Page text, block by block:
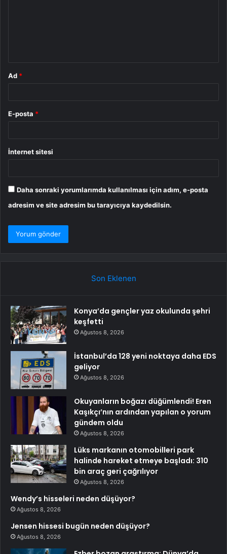
Ad *
E-posta *
İnternet sitesi
Daha sonraki yorumlarımda kullanılması için adım, e-posta
adresim ve site adresim bu tarayıcıya kaydedilsin.
Son Eklenen
Konya’da gençler yaz okulunda şehri
keşfetti
Ağustos 8, 2026
İstanbul’da 128 yeni noktaya daha EDS
geliyor
Ağustos 8, 2026
Okuyanların boğazı düğümlendi! Eren
Kaşıkçı’nın ardından yapılan o yorum
gündem oldu
Ağustos 8, 2026
Lüks markanın otomobilleri park
halinde hareket etmeye başladı: 310
bin araç geri çağrılıyor
Ağustos 8, 2026
Wendy’s hisseleri neden düşüyor?
Ağustos 8, 2026
Jensen hissesi bugün neden düşüyor?
Ağustos 8, 2026